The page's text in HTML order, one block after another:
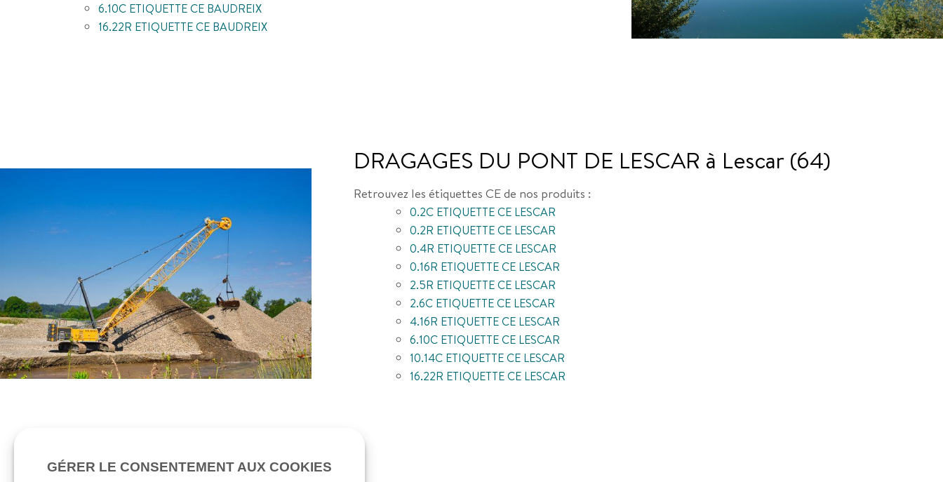
6.10C ETIQUETTE CE BAUDREIX
16.22R ETIQUETTE CE BAUDREIX
DRAGAGES DU PONT DE LESCAR à Lescar (64)
Retrouvez les étiquettes CE de nos produits :
0.2C ETIQUETTE CE LESCAR
0.2R ETIQUETTE CE LESCAR
0.4R ETIQUETTE CE LESCAR
0.16R ETIQUETTE CE LESCAR
2.5R ETIQUETTE CE LESCAR
2.6C ETIQUETTE CE LESCAR
4.16R ETIQUETTE CE LESCAR
6.10C ETIQUETTE CE LESCAR
10.14C ETIQUETTE CE LESCAR
16.22R ETIQUETTE CE LESCAR
GÉRER LE CONSENTEMENT AUX COOKIES